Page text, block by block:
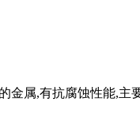
属,有抗腐蚀性能,